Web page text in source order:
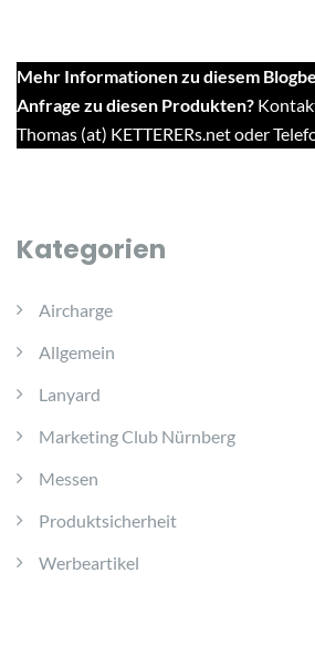
Mehr Informationen zu diesem
Anfrage zu diesen Produkten?
Thomas (at) KETTERERs.net oder
Kategorien
Aircharge
Allgemein
Lanyard
Marketing Club Nürnberg
Messen
Produktsicherheit
Werbeartikel